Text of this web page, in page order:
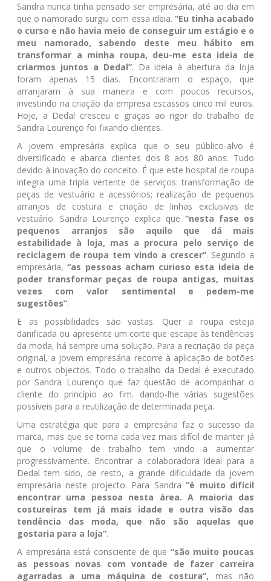
Sandra nunca tinha pensado ser empresária, até ao dia em
que o namorado surgiu com essa ideia. “Eu tinha acabado
o curso e não havia meio de conseguir um estágio e o
meu namorado, sabendo deste meu hábito em
transformar a minha roupa, deu-me esta ideia de
criarmos juntos a Dedal”. Da ideia à abertura da loja
foram apenas 15 dias. Encontraram o espaço, que
arranjaram à sua maneira e com poucos recursos,
investindo na criação da empresa escassos cinco mil euros.
Hoje, a Dedal cresceu e graças ao rigor do trabalho de
Sandra Lourenço foi fixando clientes.
A jovem empresária explica que o seu público-alvo é
diversificado e abarca clientes dos 8 aos 80 anos. Tudo
devido à inovação do conceito. É que este hospital de roupa
integra uma tripla vertente de serviços: transformação de
peças de vestuário e acessórios; realização de pequenos
arranjos de costura e criação de linhas exclusivas de
vestuário. Sandra Lourenço explica que “nesta fase os
pequenos arranjos são aquilo que dá mais
estabilidade à loja, mas a procura pelo serviço de
reciclagem de roupa tem vindo a crescer”. Segundo a
empresária,“as pessoas acham curioso esta ideia de
poder transformar peças de roupa antigas, muitas
vezes com valor sentimental e pedem-me
sugestões”.
E as possibilidades são vastas. Quer a roupa esteja
danificada ou apresente um corte que escape às tendências
da moda, há sempre uma solução. Para a recriação da peça
original, a jovem empresária recorre à aplicação de botões
e outros objectos. Todo o trabalho da Dedal é executado
por Sandra Lourenço que faz questão de acompanhar o
cliente do princípio ao fim. dando-lhe várias sugestões
possíveis para a reutilização de determinada peça.
Uma estratégia que para a empresária faz o sucesso da
marca, mas que se torna cada vez mais difícil de manter já
que o volume de trabalho tem vindo a aumentar
progressivamente. Encontrar a colaboradora ideal para a
Dedal tem sido, de resto, a grande dificuldade da jovem
empresária neste projecto. Para Sandra“é muito difícil
encontrar uma pessoa nesta área. A maioria das
costureiras tem já mais idade e outra visão das
tendência das moda, que não são aquelas que
gostaria para a loja”.
A empresária está consciente de que “são muito poucas
as pessoas novas com vontade de fazer carreira
agarradas a uma máquina de costura”, mas não